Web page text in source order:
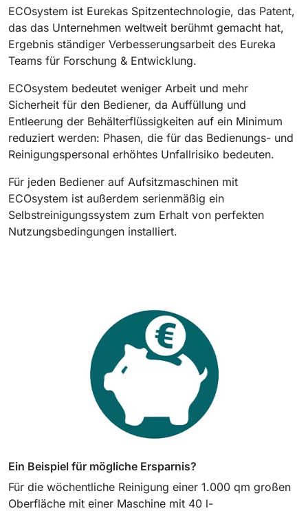
ECOsystem ist Eurekas Spitzentechnologie, das Patent,
das das Unternehmen weltweit berühmt gemacht hat,
Ergebnis ständiger Verbesserungsarbeit des Eureka
Teams für Forschung & Entwicklung.
ECOsystem bedeutet weniger Arbeit und mehr
Sicherheit für den Bediener, da Auffüllung und
Entleerung der Behälterflüssigkeiten auf ein Minimum
reduziert werden: Phasen, die für das Bedienungs- und
Reinigungspersonal erhöhtes Unfallrisiko bedeuten.
Für jeden Bediener auf Aufsitzmaschinen mit
ECOsystem ist außerdem serienmäßig ein
Selbstreinigungssystem zum Erhalt von perfekten
Nutzungsbedingungen installiert.
Ein Beispiel für mögliche Ersparnis?
Für die wöchentliche Reinigung einer 1.000 qm großen
Oberfläche mit einer Maschine mit 40 l-